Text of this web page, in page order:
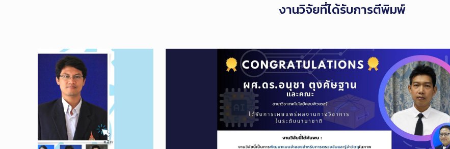
งานวิจัยที่ได้รับการตีพิมพ์